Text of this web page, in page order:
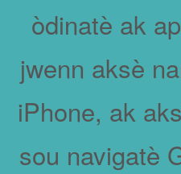
òdinatè ak
jwenn aksè
iPhone, ak
sou navigatè